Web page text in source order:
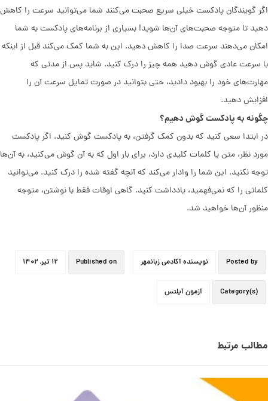
اگر گویندگان پادکست خیلی سریع صحبت می‌کنند شما می‌توانید سرعت را کاهش
دهید تا متوجه صحبت‌های آن‌ها شوید! بسیاری از برنامه‌های پادکست به شما
امکان می‌دهند سرعت صدا را کاهش دهید. این به شما کمک می‌کند قبل از اینکه
با سرعت عادی گوش دهید همه چیز را درک کنید. شاید پس از مدتی که
مهارت‌های خود را بهبود دادید، حتی بتوانید در صورت تمایل سرعت آن را
افزایش دهید.
چگونه به پادکست گوش دهیم؟
در ابتدا سعی کنید که بدون کمک گرفتن، به پادکست گوش کنید. اگر پادکست
مورد نظر، متن یا کلمات کلیدی دارد، برای بار اول که به آن گوش می‌کنید، به آن‌ها
توجه نکنید. این شما را وادار می‌کند که آنچه گفته شده را درک کنید. می‌توانید
کلماتی را که نمی‌فهمید، یادداشت کنید. گاهی اوقات فقط با نوشتن، متوجه
منظور آن‌ها خواهید شد.
Posted by نویسنده آکادمی زبانمهر Published on ۱۲ تیر, ۱۴۰۲
Category(s) آزمون آیلتس
مطالب مرتبط